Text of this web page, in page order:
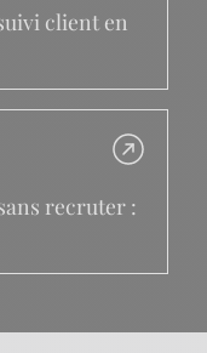
client en
recruter :